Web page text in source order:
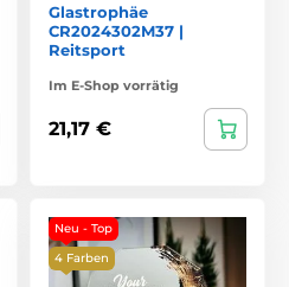
Glastrophäe
CR2024302M37 |
Reitsport
Im E-Shop vorrätig
21,17 €
Neu - Top
4 Farben